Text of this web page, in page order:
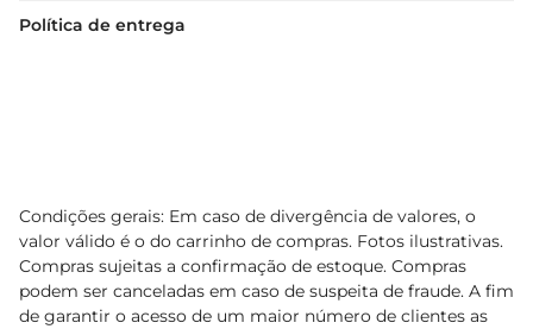
Política de entrega
Condições gerais: Em caso de divergência de valores, o
valor válido é o do carrinho de compras. Fotos ilustrativas.
Compras sujeitas a confirmação de estoque. Compras
podem ser canceladas em caso de suspeita de fraude. A fim
de garantir o acesso de um maior número de clientes as